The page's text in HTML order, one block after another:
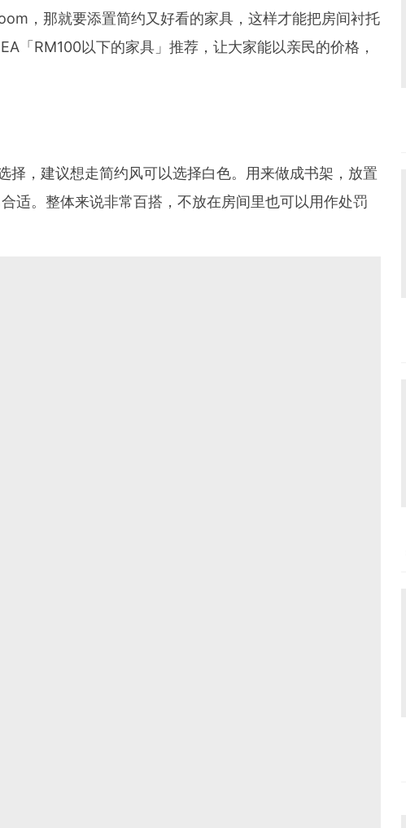
，那就要添置简约又好看的家具，这样才能把房间衬托
「RM100以下的家具」推荐，让大家能以亲民的价格，
择，建议想走简约风可以选择白色。用来做成书架，放置
适。整体来说非常百搭，不放在房间里也可以用作处罚